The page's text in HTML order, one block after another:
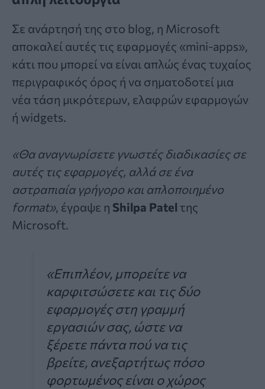
Σε ανάρτησή της στο blog, η Microsoft
αποκαλεί αυτές τις εφαρμογές «mini-apps»,
κάτι που μπορεί να είναι απλώς ένας τυχαίος
περιγραφικός όρος ή να σηματοδοτεί μια
νέα τάση μικρότερων, ελαφρών εφαρμογών
ή widgets.
«Θα αναγνωρίσετε γνωστές διαδικασίες σε
αυτές τις εφαρμογές, αλλά σε ένα
αστραπιαία γρήγορο και απλοποιημένο
format», έγραψε η Shilpa Patel της
Microsoft.
«Επιπλέον, μπορείτε να
καρφιτσώσετε και τις δύο
εφαρμογές στη γραμμή
εργασιών σας, ώστε να
ξέρετε πάντα πού να τις
βρείτε, ανεξαρτήτως πόσο
φορτωμένος είναι ο χώρος